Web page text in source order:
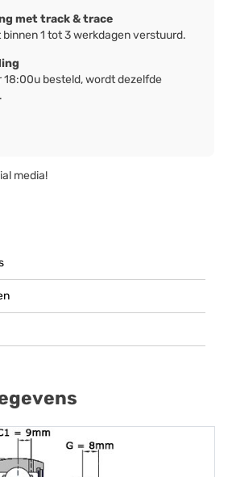
met track & trace
1 tot 3 werkdagen verstuurd.
18:00u besteld, wordt dezelfde
media!